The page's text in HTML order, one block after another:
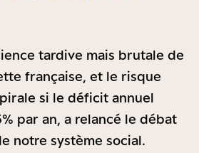
tardive mais brutale de
française, et le risque
si le déficit annuel
par an, a relancé le débat
notre système social.